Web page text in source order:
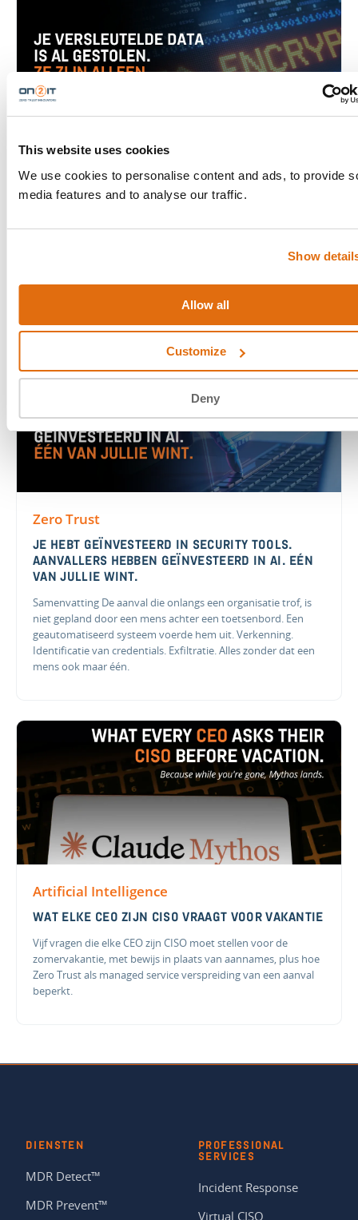
This website uses cookies
We use cookies to personalise content and ads, to provide
media features and to analyse our traffic.
Show
Allow all
Customize
Deny
JE VERSLEUTELDE DATA IS AL GESTOLEN. ZE ZIJN
Samenvatting State actors onderscheppen versleutelde data.
Zero Trust
JE HEBT GEÏNVESTEERD IN SECURITY TOOLS.
AANVALLERS HEBBEN GEÏNVESTEERD IN AI. EÉN
VAN JULLIE WINT.
Samenvatting De aanval die onlangs een organisatie trof, is
niet gepland door een mens achter een toetsenbord. Een
geautomatiseerd systeem voerde hem uit. Verkenning.
Identificatie van credentials. Exfiltratie. Alles zonder dat een
mens ook maar één.
Artificial Intelligence
WAT ELKE CEO ZIJN CISO VRAAGT VOOR VAKANTIE
Vijf vragen die elke CEO zijn CISO moet stellen voor de
zomervakantie, met bewijs in plaats van aannames, plus hoe
Zero Trust als managed service verspreiding van een aanval
beperkt.
DIENSTEN
MDR Detect™
MDR Prevent™
PROFESSIONAL
SERVICES
Incident Response
Virtual CISO